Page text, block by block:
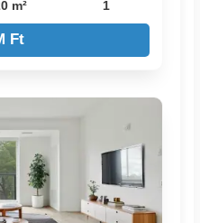
m² 1
Ft